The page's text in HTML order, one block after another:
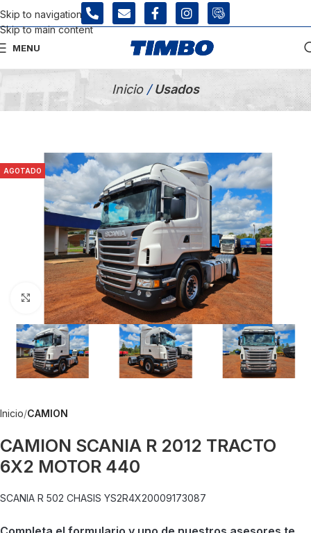
Skip to navigation
Skip to main content
MENU
Tienda Usados
Inicio /Usados
AGOTADO
Click para agrandar
Inicio CAMION
CAMION SCANIA R 2012 TRACTO
6X2 MOTOR 440
SCANIA R 502 CHASIS YS2R4X20009173087